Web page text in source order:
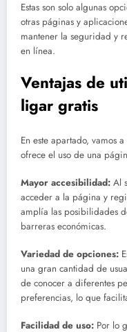
Estas son solo algunas
otras páginas y
mantener la seguridad y
en línea.
Ventajas de
ligar gratis
En este apartado, vamos
ofrece el uso de una
Mayor accesibilidad: Al
acceder a la página y
amplía las posibilidades
barreras económicas.
Variedad de opciones:
una gran cantidad de
de conocer a diferentes
preferencias, lo que
Facilidad de uso: Por lo